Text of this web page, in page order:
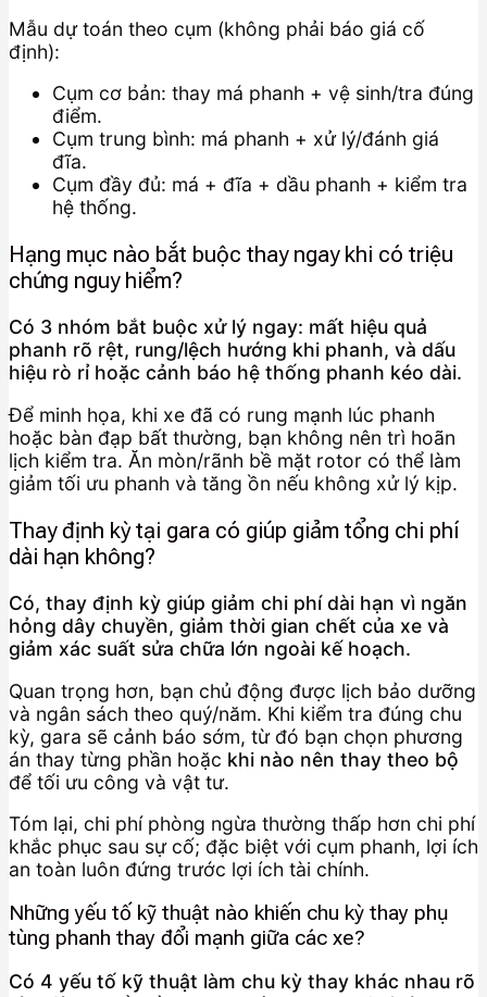
Mẫu dự toán theo cụm (không phải báo giá cố
định):
Cụm cơ bản: thay má phanh + vệ sinh/tra đúng
điểm.
Cụm trung bình: má phanh + xử lý/đánh giá
đĩa.
Cụm đầy đủ: má + đĩa + dầu phanh + kiểm tra
hệ thống.
Hạng mục nào bắt buộc thay ngay khi có triệu
chứng nguy hiểm?
Có 3 nhóm bắt buộc xử lý ngay: mất hiệu quả
phanh rõ rệt, rung/lệch hướng khi phanh, và dấu
hiệu rò rỉ hoặc cảnh báo hệ thống phanh kéo dài.
Để minh họa, khi xe đã có rung mạnh lúc phanh
hoặc bàn đạp bất thường, bạn không nên trì hoãn
lịch kiểm tra. Ăn mòn/rãnh bề mặt rotor có thể làm
giảm tối ưu phanh và tăng ồn nếu không xử lý kịp.
Thay định kỳ tại gara có giúp giảm tổng chi phí
dài hạn không?
Có, thay định kỳ giúp giảm chi phí dài hạn vì ngăn
hỏng dây chuyền, giảm thời gian chết của xe và
giảm xác suất sửa chữa lớn ngoài kế hoạch.
Quan trọng hơn, bạn chủ động được lịch bảo dưỡng
và ngân sách theo quý/năm. Khi kiểm tra đúng chu
kỳ, gara sẽ cảnh báo sớm, từ đó bạn chọn phương
án thay từng phần hoặc khi nào nên thay theo bộ
để tối ưu công và vật tư.
Tóm lại, chi phí phòng ngừa thường thấp hơn chi phí
khắc phục sau sự cố; đặc biệt với cụm phanh, lợi ích
an toàn luôn đứng trước lợi ích tài chính.
Những yếu tố kỹ thuật nào khiến chu kỳ thay phụ
tùng phanh thay đổi mạnh giữa các xe?
Có 4 yếu tố kỹ thuật làm chu kỳ thay khác nhau rõ